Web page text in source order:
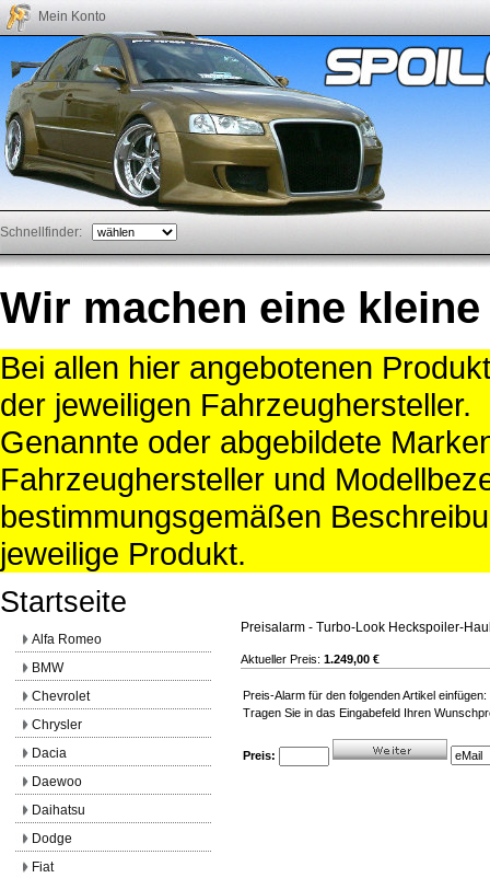
Mein Konto
Schnellfinder:
Wir machen eine kleine
Bei allen hier angebotenen
der jeweiligen Fahrzeughersteller.
Genannte oder abgebildete
Fahrzeughersteller und
bestimmungsgemäßen
jeweilige Produkt.
Startseite
Preisalarm - Turbo-Look Heckspoiler-
Aktueller Preis: 1.249,00 €
Preis-Alarm für den folgenden Artikel
Tragen Sie in das Eingabefeld Ihren
Preis:
Alfa Romeo
BMW
Chevrolet
Chrysler
Dacia
Daewoo
Daihatsu
Dodge
Fiat